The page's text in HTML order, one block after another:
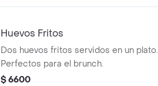
Huevos Fritos
Dos huevos fritos servidos en un plato.
Perfectos para el brunch.
$ 6600